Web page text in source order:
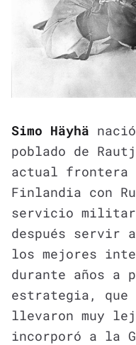
Simo Häyhä
poblado de
actual frontera
Finlandia con
servicio militar
después servir
los mejores
durante años a
estrategia, que
llevaron muy
incorporó a la